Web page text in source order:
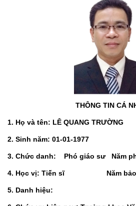
THÔNG TIN CÁ
1. Họ và tên: LÊ QUANG TRƯỜNG
2. Sinh năm: 01-01-1977
3. Chức danh: Phó giáo sư Năm
4. Học vị: Tiến sĩ Năm bảo
5. Danh hiệu: